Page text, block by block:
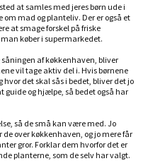
at samles med jeres børn ude i
mad og planteliv. Der er også et
at smage forskel på friske
køber i supermarkedet.
såningen af køkkenhaven, bliver
vil tage aktiv del i. Hvis børnene
det skal sås i bedet, bliver det jo
guide og hjælpe, så bedet også har
så de små kan være med. Jo
over køkkenhaven, og jo mere får
gror. Forklar dem hvorfor det er
planterne, som de selv har valgt.